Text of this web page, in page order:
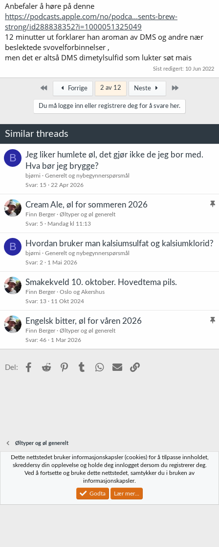
Anbefaler å høre på denne
https://podcasts.apple.com/no/podca...sents-brew-
strong/id288838352?i=1000051325049
12 minutter ut forklarer han aroman av DMS og andre nær
beslektede svovelforbinnelser ,
men det er altså DMS dimetylsulfid som lukter søt mais
Sist redigert: 10 Jun 2022
Først Forrige 2 av 12 Neste
Du må logge inn eller registrere deg for å svare her.
Similar threads
B
Jeg liker humlete øl, det gjør ikke de jeg bor med.
Hva bør jeg brygge?
bjørni
Generelt og nybegynnerspørsmål
Svar 15 22 Apr 2026
K
Cream Ale, øl for sommeren 2026
Finn Berger
Øltyper og øl generelt
Svar 5 Mandag kl 11:13
B Hvordan bruker man kalsiumsulfat og kalsiumklorid?
bjørni
Generelt og nybegynnerspørsmål
Svar 2 1 Mai 2026
Smakekveld 10. oktober. Hovedtema pils.
Finn Berger
Oslo og Akershus
Svar 13 11 Okt 2024
K
s
Engelsk bitter, øl for våren 2026
Finn Berger
Øltyper og øl generelt
Svar 46 1 Mar 2026
Del: Facebook
Reddit PinterestTumblr WhatsApp
E-post
Øltyper og øl generelt
Norbrygg-default
Vilkår og regler Personvernregler
Community platform by XenForo® © 2010-2023 XenForo Ltd.
Dette nettstedet bruker informasjonskapsler (cookies) for å tilpasse innholdet,
skreddersy din opplevelse og holde deg innlogget dersom du registrerer deg.
Ved å fortsette og bruke dette nettstedet, samtykker du i bruken av
informasjonskapsler.
Godta Lær mer...